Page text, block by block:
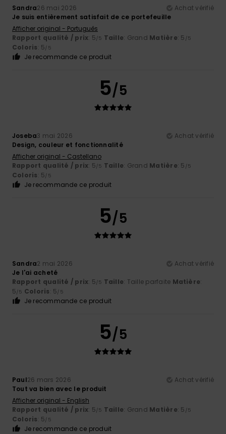
Sandra26 mai 2026
Achat vérifié
Je suis entièrement satisfait de ce portefeuille
Afficher original - Português
Rapport qualité / prix: 5/5 Taille: Grand Matière: 5 /5
Coloris: 5/5
Je recommande ce produit
5/5
Joseba3 mai 2026
Achat vérifié
Design, couleur et fonctionnalité
Afficher original - Castellano
Rapport qualité / prix: 5/5 Taille: Grand Matière: 5 /5
Coloris: 5/5
Je recommande ce produit
5/5
Sandra2 mai 2026
Achat vérifié
Je l'ai acheté
Rapport qualité / prix: 5/5 Taille: Taille parfaite Matière:
5/5 Coloris: 5/5
Je recommande ce produit
5/5
Paul26 mars 2026
Achat vérifié
Tout va bien avec le produit
Afficher original - English
Rapport qualité / prix: 5/5 Taille: Grand Matière: 5 /5
Coloris: 5/5
Je recommande ce produit